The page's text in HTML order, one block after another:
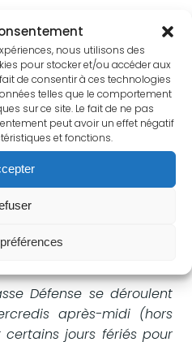
nous utilisons des
pour stocker et/ou accéder aux
de consentir à ces technologies
telles que le comportement
sur ce site. Le fait de ne pas
peut avoir un effet négatif
et fonctions.
les activités proposées :
dédiée !
Défense se déroulent
après-midi (hors
jours fériés pour